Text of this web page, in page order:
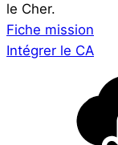
le Cher.
Fiche mission
Intégrer le CA